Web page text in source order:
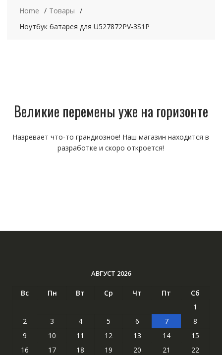
Home
Товары
Ноутбук батарея для U527872PV-3S1P
Великие перемены уже на горизонте
Назревает что-то грандиозное! Наш магазин находится в
разработке и скоро откроется!
АВГУСТ 2026
Вс Пн Вт Ср Чт Пт
Сб
1
2
3 4 5 6 7
8
9
10 11 12 13 14
15
16
17 18 19 20 21
22